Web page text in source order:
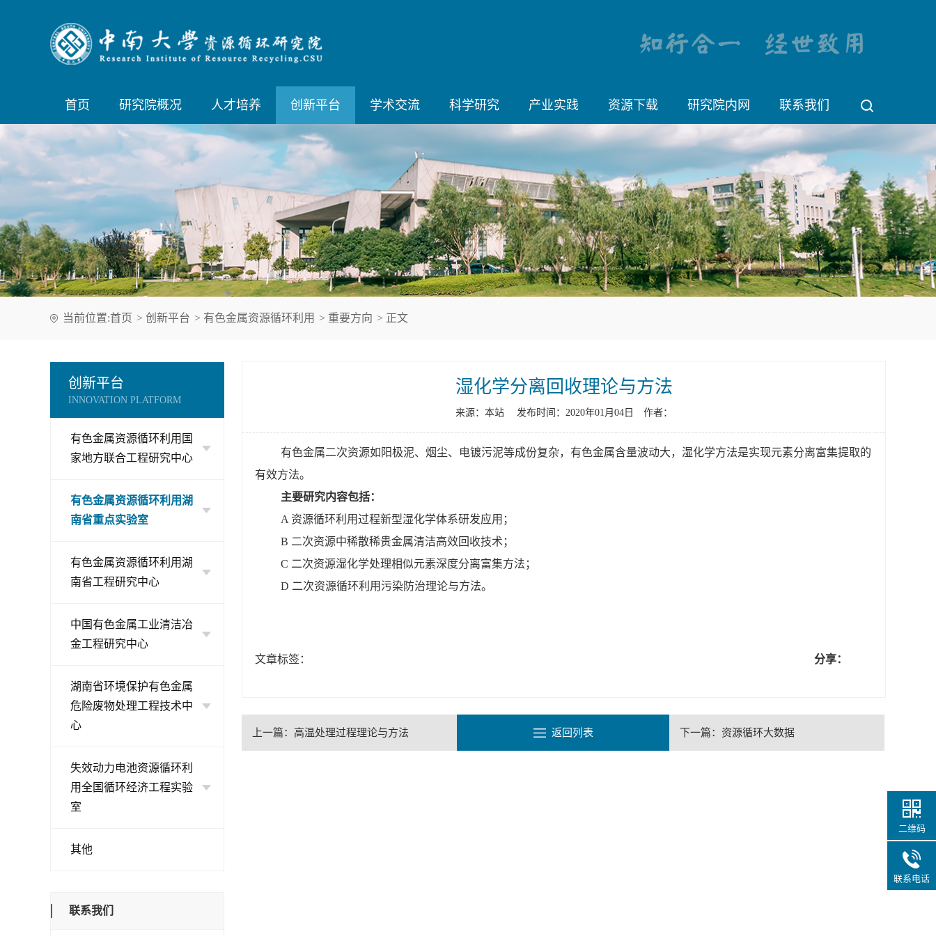
首页 研究院概况 人才培养 创新平台 学术交流 科学研究 产业实践 资源下载 研究院内网 联系我们
当前位置:首页 > 创新平台 > 有色金属资源循环利用 > 重要方向 > 正文
创新平台
INNOVATION PLATFORM
有色金属资源循环利用国
家地方联合工程研究中心
有色金属资源循环利用湖
南省重点实验室
有色金属资源循环利用湖
南省工程研究中心
中国有色金属工业清洁冶
金工程研究中心
湖南省环境保护有色金属
危险废物处理工程技术中
心
失效动力电池资源循环利
用全国循环经济工程实验
室
其他
联系我们
湿化学分离回收理论与方法
来源：本站 发布时间：2020年01月04日 作者：
有色金属二次资源如阳极泥、烟尘、电镀污泥等成份复杂，有色金属含量波动大，湿化学方法是实现元素分离富集提取的
有效方法。
主要研究内容包括：
A 资源循环利用过程新型湿化学体系研发应用；
B 二次资源中稀散稀贵金属清洁高效回收技术；
C 二次资源湿化学处理相似元素深度分离富集方法；
D 二次资源循环利用污染防治理论与方法。
文章标签： 分享：
上一篇： 高温处理过程理论与方法 返回列表 下一篇： 资源循环大数据
二维码
联系电话